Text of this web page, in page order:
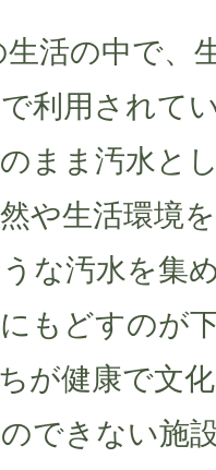
活の中で、
利用されて
まま汚水と
や生活環境
な汚水を集
もどすのが
が健康で文
できない施